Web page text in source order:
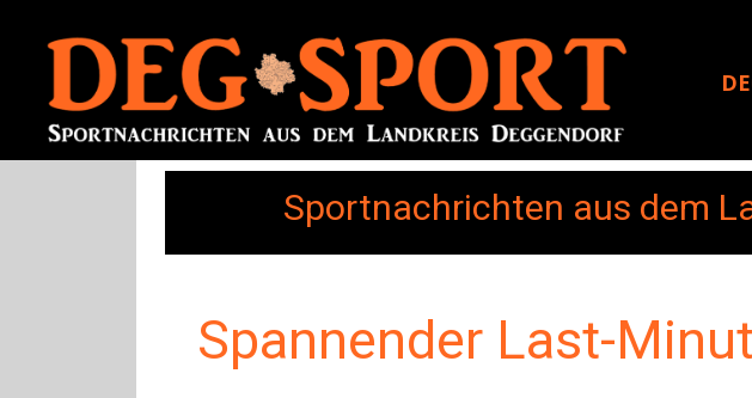
Sportnachrichten aus dem
Spannender Last-